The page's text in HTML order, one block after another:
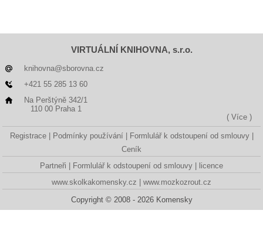
VIRTUÁLNÍ KNIHOVNA, s.r.o.
knihovna@sborovna.cz
+421 55 285 13 60
Na Perštýně 342/1
110 00 Praha 1
( Více )
Registrace Podmínky používání
Formlulář k odstoupení od smlouvy
Ceník
Partneři
Formlulář k odstoupení od smlouvy
licence
www.skolkakomensky.cz
www.mozkozrout.cz
Copyright © 2008 - 2026 Komensky